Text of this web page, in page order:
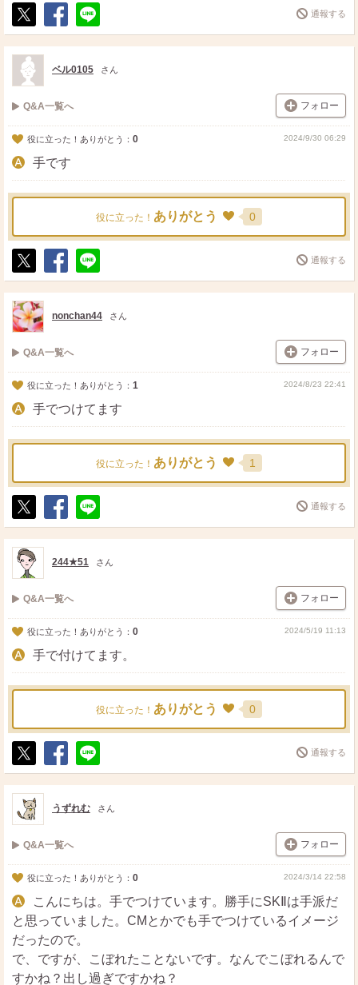
ポ
ス
ト
シ
ェ
送
る
通報する
ベル0105 さん
Q&A一覧へ フォロー
役に立った！ありがとう： 0 2024/9/30 06:29
手です
役に立った！ ありがとう 0
ポ
ス
ト
シ
ェ
送
る
通報する
nonchan44 さん
Q&A一覧へ フォロー
役に立った！ありがとう： 1 2024/8/23 22:41
手でつけてます
役に立った！ ありがとう 1
ポ
ス
ト
シ
ェ
送
る
通報する
244★51 さん
Q&A一覧へ フォロー
役に立った！ありがとう： 0 2024/5/19 11:13
手で付けてます。
役に立った！ ありがとう 0
ポ
ス
ト
シ
ェ
送
る
通報する
うずれむ さん
Q&A一覧へ フォロー
役に立った！ありがとう： 0 2024/3/14 22:58
こんにちは。手でつけています。勝手にSKⅡは手派だ
と思っていました。CMとかでも手でつけているイメージ
だったので。
で、ですが、こぼれたことないです。なんでこぼれるんで
すかね？出し過ぎですかね？